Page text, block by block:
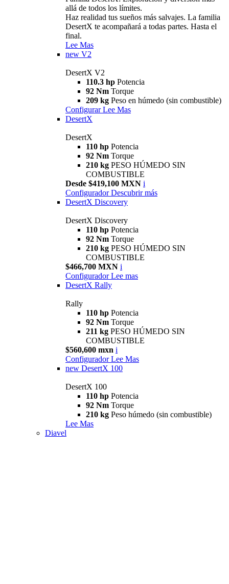
allá de todos los límites.
Haz realidad tus sueños más salvajes. La familia
DesertX te acompañará a todas partes. Hasta el
final.
Lee Mas
new V2
DesertX V2
110.3 hp Potencia
92 Nm Torque
209 kg Peso en húmedo (sin combustible)
Configurar Lee Mas
DesertX
DesertX
110 hp Potencia
92 Nm Torque
210 kg PESO HÚMEDO SIN
COMBUSTIBLE
Desde $419,100 MXN i
Configurador Descubrir más
DesertX Discovery
DesertX Discovery
110 hp Potencia
92 Nm Torque
210 kg PESO HÚMEDO SIN
COMBUSTIBLE
$466,700 MXN i
Configurador Lee mas
DesertX Rally
Rally
110 hp Potencia
92 Nm Torque
211 kg PESO HÚMEDO SIN
COMBUSTIBLE
$560,600 mxn i
Configurador Lee Mas
new DesertX 100
DesertX 100
110 hp Potencia
92 Nm Torque
210 kg Peso húmedo (sin combustible)
Lee Mas
Diavel